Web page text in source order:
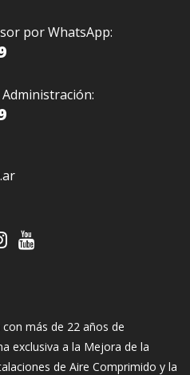
por WhatsApp:
más de 22 años de
exclusiva a la Mejora de la
de Aire Comprimido y la